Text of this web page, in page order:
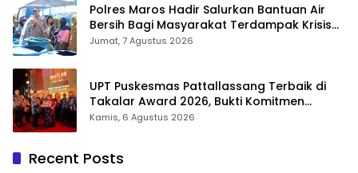
Polres Maros Hadir Salurkan Bantuan Air
Bersih Bagi Masyarakat Terdampak Krisis
Air Bersih Di Maros
Jumat, 7 Agustus 2026
UPT Puskesmas Pattallassang Terbaik di
Takalar Award 2026, Bukti Komitmen
Hadirkan Pelayanan Kesehatan Berkualitas
Kamis, 6 Agustus 2026
Recent Posts